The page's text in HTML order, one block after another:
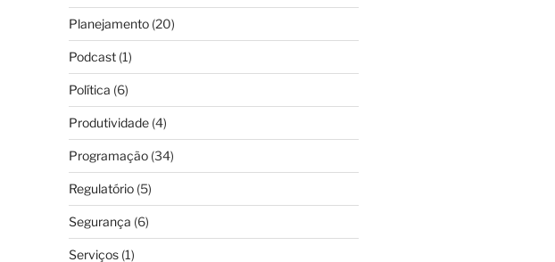
Planejamento(20)
Podcast(1)
Política (6)
Produtividade(4)
Programação(34)
Regulatório(5)
Segurança (6)
Serviços(1)